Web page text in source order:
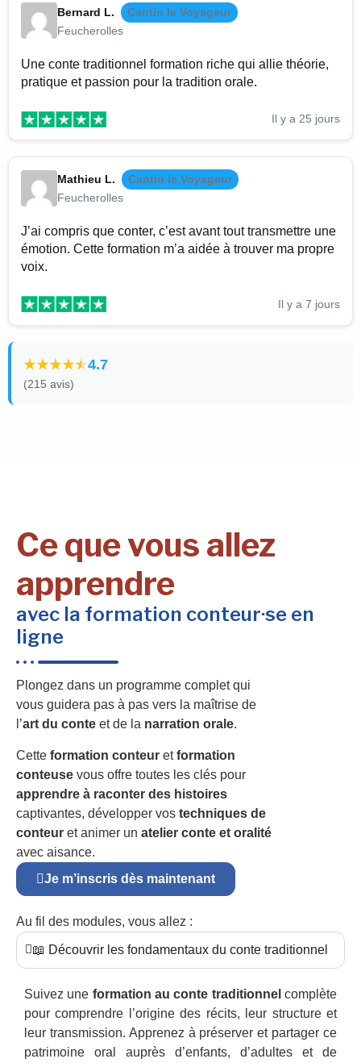
Bernard L.
Cantin le Voyageur
Feucherolles
Une conte traditionnel formation riche qui allie théorie,
pratique et passion pour la tradition orale.
Il y a 25 jours
Mathieu L.
Cantin le Voyageur
Feucherolles
J’ai compris que conter, c’est avant tout transmettre une
émotion. Cette formation m’a aidée à trouver ma propre
voix.
Il y a 7 jours
4.7
(215 avis)
Ce que vous allez
apprendre
avec la formation conteur·se en
ligne
Plongez dans un programme complet qui
vous guidera pas à pas vers la maîtrise de
l’art du conte et de la narration orale.
Cette formation conteur etformation
conteuse vous offre toutes les clés pour
apprendre à raconter des histoires
captivantes, développer vos techniques de
conteur et animer un atelier conte et oralité
avec aisance.
Je m’inscris dès maintenant
Au fil des modules, vous allez :
📖 Découvrir les fondamentaux du conte traditionnel
Suivez une formation au conte traditionnel complète
pour comprendre l’origine des récits, leur structure et
leur transmission. Apprenez à préserver et partager ce
patrimoine oral auprès d’enfants, d’adultes et de